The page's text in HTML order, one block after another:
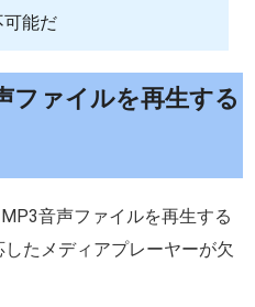
可能だ
ファイルを再生する
音声ファイルを再生する
たメディアプレーヤーが欠